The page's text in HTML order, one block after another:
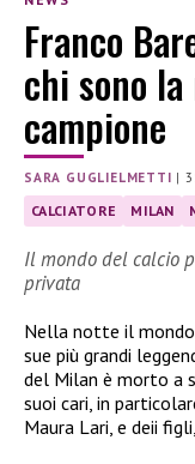
Franco
chi sono
campione
SARA GUGLIELMETTI |
CALCIATORE MILAN
Il mondo del calcio
privata
Nella notte il
sue più grandi
del Milan è morto a
suoi cari, in
Maura Lari, e deii